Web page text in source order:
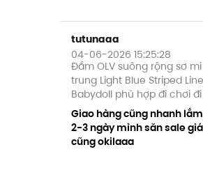
tutunaaa
04-06-2026 15:25:28
Đầm OLV suông rộng sơ
trung Light Blue Striped
Babydoll phù hợp đi chơi
Giao hàng cũng nhanh
2-3 ngày mình săn sale
cũng okilaaa